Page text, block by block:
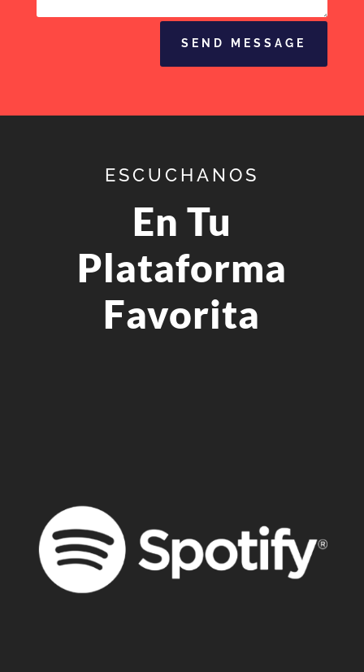
SEND MESSAGE
ESCUCHANOS
En Tu
Plataforma
Favorita